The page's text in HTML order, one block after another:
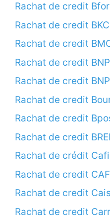
Rachat de credit
Rachat de credit
Rachat de credit
Rachat de credit
Rachat de credit
Rachat de credit
Rachat de credit
Rachat de credit
Rachat de crédit
Rachat de credit
Rachat de credit
Rachat de credit